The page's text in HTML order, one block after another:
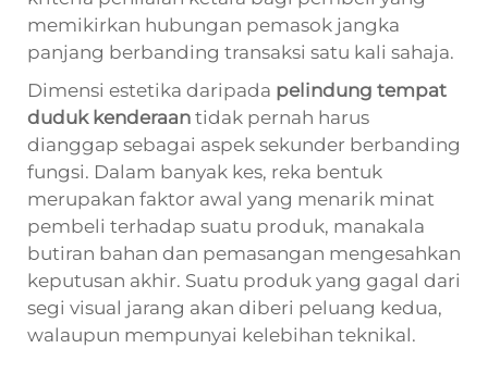
memikirkan hubungan pemasok jangka
panjang berbanding transaksi satu kali sahaja.
Dimensi estetika daripada pelindung tempat
duduk kenderaan tidak pernah harus
dianggap sebagai aspek sekunder berbanding
fungsi. Dalam banyak kes, reka bentuk
merupakan faktor awal yang menarik minat
pembeli terhadap suatu produk, manakala
butiran bahan dan pemasangan mengesahkan
keputusan akhir. Suatu produk yang gagal dari
segi visual jarang akan diberi peluang kedua,
walaupun mempunyai kelebihan teknikal.